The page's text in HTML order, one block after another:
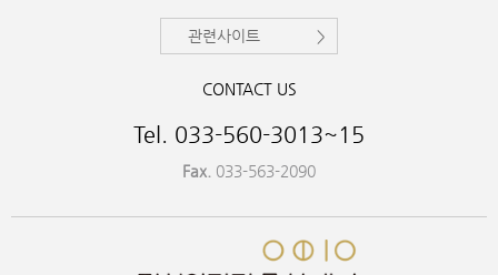
관련사이트
CONTACT US
Tel. 033-560-3013~15
Fax. 033-563-2090